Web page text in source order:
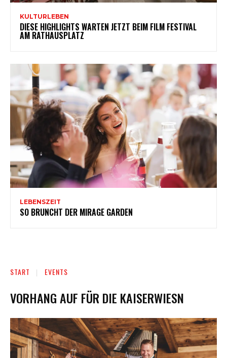
KULTURLEBEN
DIESE HIGHLIGHTS WARTEN JETZT BEIM FILM FESTIVAL
AM RATHAUSPLATZ
LEBENSZEIT
SO BRUNCHT DER MIRAGE GARDEN